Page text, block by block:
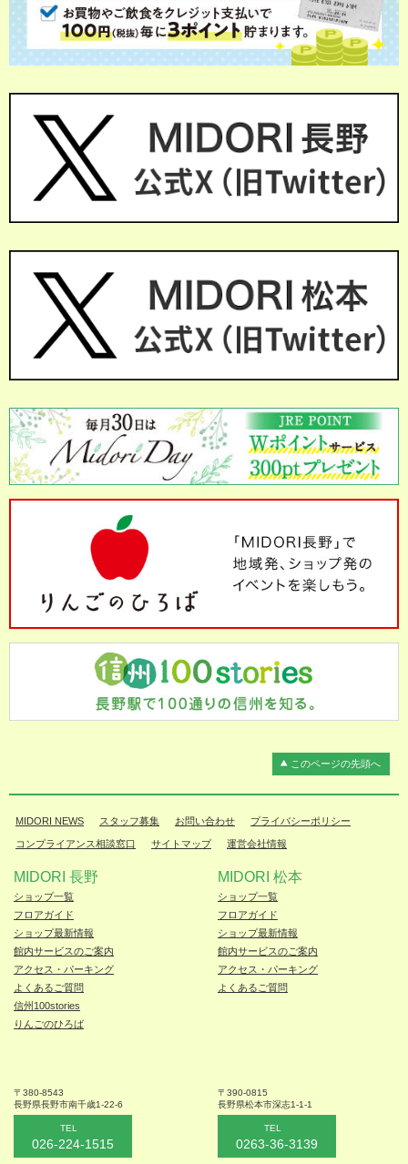
このページの先頭へ
MIDORI NEWS スタッフ募集 お問い合わせ プライバシーポリシー
コンプライアンス相談窓口 サイトマップ 運営会社情報
MIDORI 長野
ショップ一覧
フロアガイド
ショップ最新情報
館内サービスのご案内
アクセス・パーキング
よくあるご質問
信州100stories
りんごのひろば
〒380-8543
長野県長野市南千歳1-22-6
TEL
026-224-1515
MIDORI 松本
ショップ一覧
フロアガイド
ショップ最新情報
館内サービスのご案内
アクセス・パーキング
よくあるご質問
〒390-0815
長野県松本市深志1-1-1
TEL
0263-36-3139